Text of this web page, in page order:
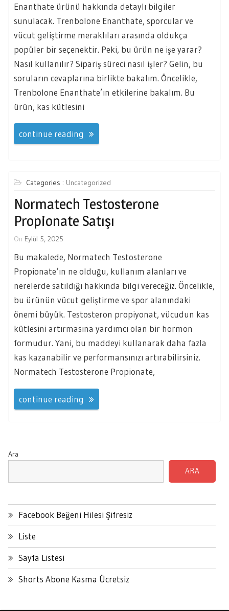
Enanthate ürünü hakkında detaylı bilgiler
sunulacak. Trenbolone Enanthate, sporcular ve
vücut geliştirme meraklıları arasında oldukça
popüler bir seçenektir. Peki, bu ürün ne işe yarar?
Nasıl kullanılır? Sipariş süreci nasıl işler? Gelin, bu
soruların cevaplarına birlikte bakalım. Öncelikle,
Trenbolone Enanthate’ın etkilerine bakalım. Bu
ürün, kas kütlesini
continue reading
Categories : Uncategorized
Normatech Testosterone
Propionate Satışı
On Eylül 5, 2025
Bu makalede, Normatech Testosterone
Propionate‘ın ne olduğu, kullanım alanları ve
nerelerde satıldığı hakkında bilgi vereceğiz. Öncelikle,
bu ürünün vücut geliştirme ve spor alanındaki
önemi büyük. Testosteron propiyonat, vücudun kas
kütlesini artırmasına yardımcı olan bir hormon
formudur. Yani, bu maddeyi kullanarak daha fazla
kas kazanabilir ve performansınızı artırabilirsiniz.
Normatech Testosterone Propionate,
continue reading
Ara
ARA
Facebook Beğeni Hilesi Şifresiz
Liste
Sayfa Listesi
Shorts Abone Kasma Ücretsiz